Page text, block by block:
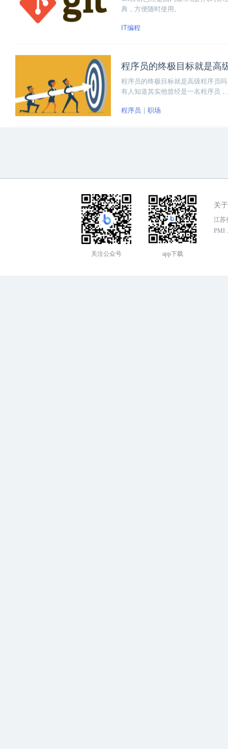
典，方便随时使用。
IT编程
程序员的终极目标就是高
程序员的终极目标就是高级程序员
有人知道其实他曾经是一名程序员
程序员
职场
关注公众号 app下载
关
江苏
PMI